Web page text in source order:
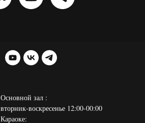
Основной зал :
вторник-воскресенье 12:00-00:00
Караоке: